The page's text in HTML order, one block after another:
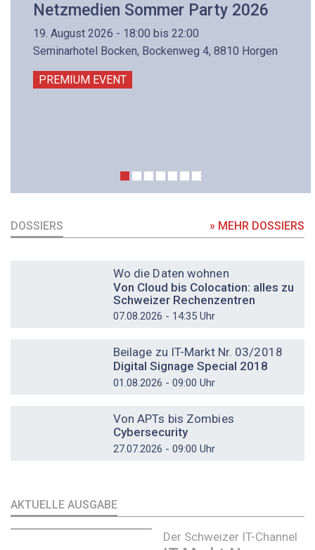
Netzmedien Sommer Party 2026
19. August 2026 - 18:00 bis 22:00
Seminarhotel Bocken, Bockenweg 4, 8810 Horgen
PREMIUM EVENT
DOSSIERS » MEHR DOSSIERS
Wo die Daten wohnen
Von Cloud bis Colocation: alles zu
Schweizer Rechenzentren
07.08.2026 - 14:35 Uhr
Beilage zu IT-Markt Nr. 03/2018
Digital Signage Special 2018
01.08.2026 - 09:00 Uhr
Von APTs bis Zombies
Cybersecurity
27.07.2026 - 09:00 Uhr
AKTUELLE AUSGABE
Der Schweizer IT-Channel